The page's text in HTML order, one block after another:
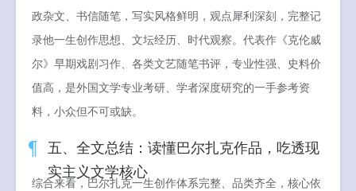
政杂文、书信随笔，写实风格鲜明，观点犀利深刻，完整记
录他一生创作思想、文坛经历、时代观察。代表作《克伦威
尔》早期戏剧习作、各类文艺随笔书评，专业性强、史料价
值高，是外国文学专业考研、学者深度研究的一手参考资
料，小众但不可或缺。
五、全文总结：读懂巴尔扎克作品，吃透现
实主义文学核心
综合来看，巴尔扎克一生创作体系完整、品类齐全，核心依